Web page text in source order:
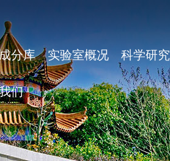
分库 实验室概况 科学研究
们